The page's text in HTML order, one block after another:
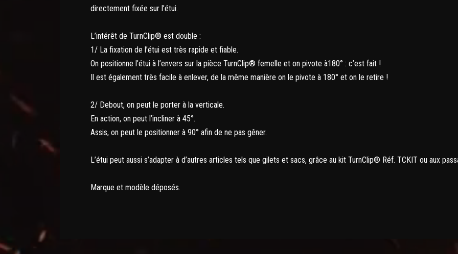
directement fixée sur l’étui.
L’intérêt de TurnClip® est double :
1/ La fixation de l’étui est très rapide et fiable.
On positionne l’étui à l’envers sur la pièce TurnClip® femelle et on pivote à180° : c’est fait !
Il est également très facile à enlever, de la même manière on le pivote à 180° et on le retire !
2/ Debout, on peut le porter à la verticale.
En action, on peut l’incliner à 45°.
Assis, on peut le positionner à 90° afin de ne pas gêner.
L’étui peut aussi s’adapter à d’autres articles tels que gilets et sacs, grâce au kit TurnClip® Réf. TCKIT ou aux
Marque et modèle déposés.